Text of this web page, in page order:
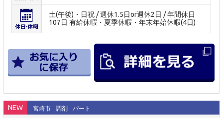
土(午後)・日祝 / 週休1.5日or週休2日 / 年間休日
107日 有給休暇・夏季休暇・年末年始休暇(4日)
NEW 宮崎市 調剤 パート